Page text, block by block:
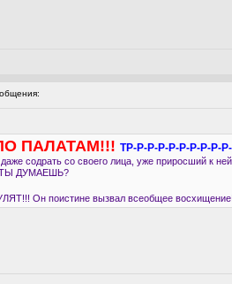
ПАЛАТАМ!!! ТР-Р-Р-Р-Р-Р-Р-Р-Р-
содрать со своего лица, уже приросший к
ТЫ ДУМАЕШЬ?
Он поистине вызвал всеобщее восхищение!